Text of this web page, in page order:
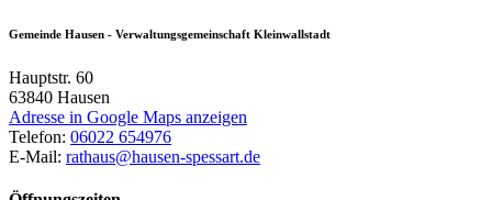
Gemeinde Hausen - Verwaltungsgemeinschaft Kleinwallstadt
Hauptstr. 60
63840 Hausen
Adresse in Google Maps anzeigen
Telefon: 06022 654976
E-Mail: rathaus@hausen-spessart.de